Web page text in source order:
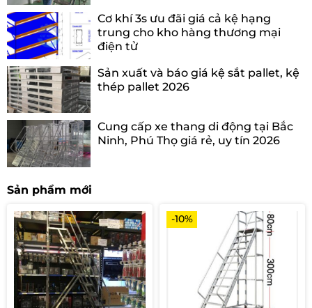
Cơ khí 3s ưu đãi giá cả kệ hạng
trung cho kho hàng thương mại
điện tử
Sản xuất và báo giá kệ sắt pallet, kệ
thép pallet 2026
Cung cấp xe thang di động tại Bắc
Ninh, Phú Thọ giá rẻ, uy tín 2026
Sản phẩm mới
-10%